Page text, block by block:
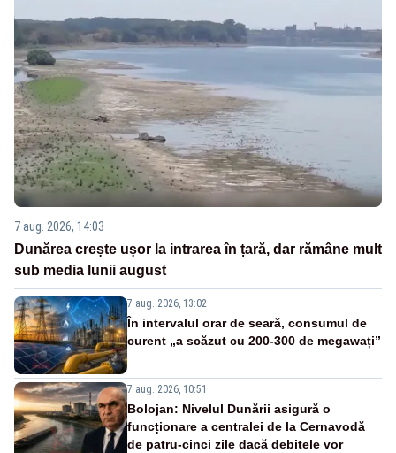
7 aug. 2026, 14:03
Dunărea crește ușor la intrarea în țară, dar rămâne mult
sub media lunii august
7 aug. 2026, 13:02
În intervalul orar de seară, consumul de
curent „a scăzut cu 200-300 de megawați”
7 aug. 2026, 10:51
Bolojan: Nivelul Dunării asigură o
funcționare a centralei de la Cernavodă
de patru-cinci zile dacă debitele vor